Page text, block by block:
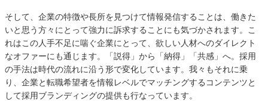
そして、企業の特徴や長所を見つけて情報発信することは、働きた
いと思う方々にとって強力に訴求することにも気づかされます。こ
れはこの人手不足に喘ぐ企業にとって、欲しい人材へのダイレクト
なオファーにも通じます。「説得」から「納得」「共感」へ。採用
の手法は時代の流れに沿う形で変化しています。我々もそれに乗
り、企業と転職希望者を情報レベルでマッチングするコンテンツと
して採用ブランディングの提供も行なっています。